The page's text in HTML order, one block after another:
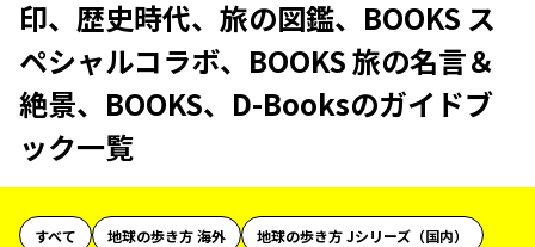
印、歴史時代、旅の図鑑、BOOKS ス
ペシャルコラボ、BOOKS 旅の名言＆
絶景、BOOKS、D-Booksのガイドブ
ック一覧
すべて 地球の歩き方 海外
地球の歩き方 Jシリーズ（国内）